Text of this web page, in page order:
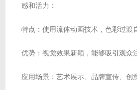
感和活力：
特点：使用流体动画技术，色彩过渡
优势：视觉效果新颖，能够吸引观众
应用场景：艺术展示、品牌宣传、创